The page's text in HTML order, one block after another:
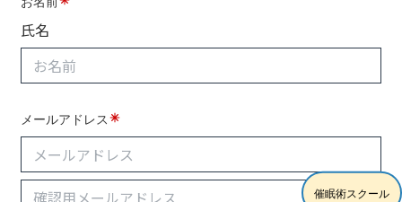
催眠術スクール